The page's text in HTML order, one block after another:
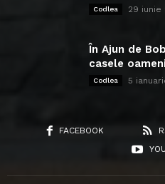
Codlea 29 iunie
În Ajun de
casele
Codlea 5
FACEBOOK